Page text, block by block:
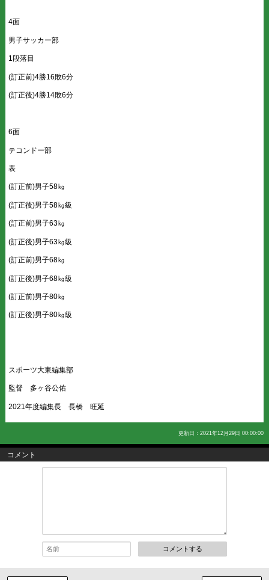
4面
男子サッカー部
1段落目
(訂正前)4勝16敗6分
(訂正後)4勝14敗6分
6面
テコンドー部
表
(訂正前)男子58㎏
(訂正後)男子58㎏級
(訂正前)男子63㎏
(訂正後)男子63㎏級
(訂正前)男子68㎏
(訂正後)男子68㎏級
(訂正前)男子80㎏
(訂正後)男子80㎏級
スポーツ大東編集部
監督 多ヶ谷公佑
2021年度編集長 長橋 旺延
更新日：2021年12月29日 00:00:00
コメント
コメントする